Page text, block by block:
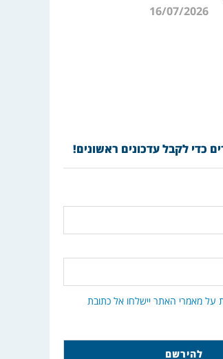
16/07/2026
כדי לקבל עדכונים ראשונים!
על מאמרי האתר יישלחו אל כתובת